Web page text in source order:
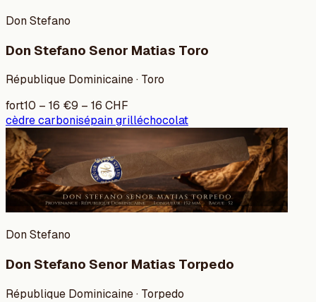
Don Stefano
Don Stefano Senor Matias Toro
République Dominicaine · Toro
fort10 – 16 €9 – 16 CHF
cèdre carbonisépain grilléchocolat
Don Stefano
Don Stefano Senor Matias Torpedo
République Dominicaine · Torpedo